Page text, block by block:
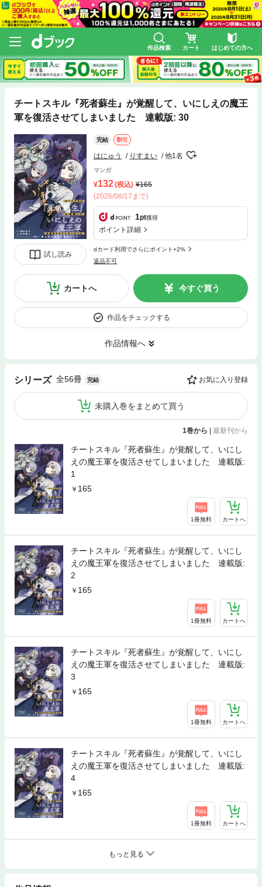
作品検索 カート はじめての方へ
チートスキル『死者蘇生』が覚醒して、いにしえの魔王
軍を復活させてしまいました 連載版: 30
試し読み
完結 割引
はにゅう りすまい 他1名
マンガ
132(税込)
165
(2026/08/17まで)
1pt獲得
ポイント詳細
dカード利用でさらにポイント+2%
返品不可
カートへ 今すぐ買う
作品をチェックする
作品情報へ
シリーズ 全56冊 完結 お気に入り登録
未購入巻をまとめて買う
1巻から | 最新刊から
チートスキル『死者蘇生』が覚醒して、いにし
えの魔王軍を復活させてしまいました 連載版:
1
165
1冊無料 カートへ
チートスキル『死者蘇生』が覚醒して、いにし
えの魔王軍を復活させてしまいました 連載版:
2
165
1冊無料 カートへ
チートスキル『死者蘇生』が覚醒して、いにし
えの魔王軍を復活させてしまいました 連載版:
3
165
1冊無料 カートへ
チートスキル『死者蘇生』が覚醒して、いにし
えの魔王軍を復活させてしまいました 連載版:
4
165
1冊無料 カートへ
もっと見る